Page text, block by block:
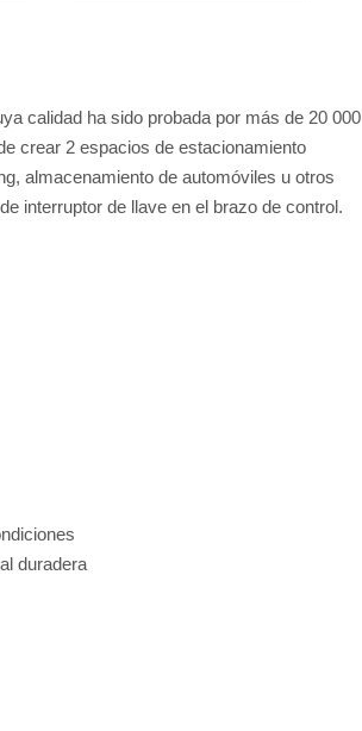
calidad ha sido probada por más de 20 000
crear 2 espacios de estacionamiento
almacenamiento de automóviles u otros
interruptor de llave en el brazo de control.
duradera